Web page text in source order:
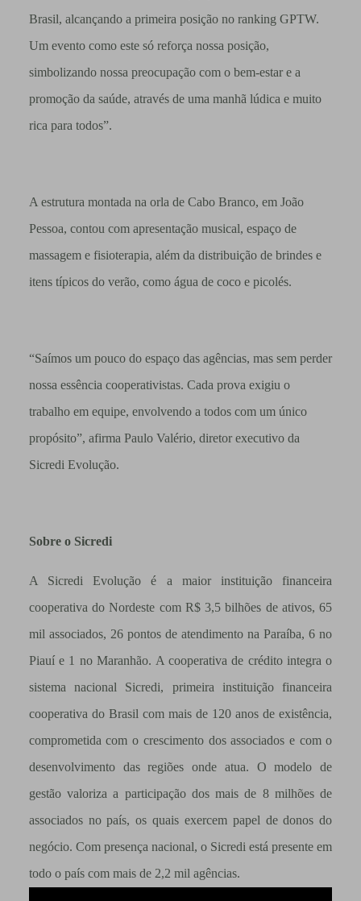
Brasil, alcançando a primeira posição no ranking GPTW.
Um evento como este só reforça nossa posição,
simbolizando nossa preocupação com o bem-estar e a
promoção da saúde, através de uma manhã lúdica e muito
rica para todos”.
A estrutura montada na orla de Cabo Branco, em João
Pessoa, contou com apresentação musical, espaço de
massagem e fisioterapia, além da distribuição de brindes e
itens típicos do verão, como água de coco e picolés.
“Saímos um pouco do espaço das agências, mas sem perder
nossa essência cooperativistas. Cada prova exigiu o
trabalho em equipe, envolvendo a todos com um único
propósito”, afirma Paulo Valério, diretor executivo da
Sicredi Evolução.
Sobre o Sicredi
A Sicredi Evolução é a maior instituição financeira
cooperativa do Nordeste com R$ 3,5 bilhões de ativos, 65
mil associados, 26 pontos de atendimento na Paraíba, 6 no
Piauí e 1 no Maranhão. A cooperativa de crédito integra o
sistema nacional Sicredi, primeira instituição financeira
cooperativa do Brasil com mais de 120 anos de existência,
comprometida com o crescimento dos associados e com o
desenvolvimento das regiões onde atua. O modelo de
gestão valoriza a participação dos mais de 8 milhões de
associados no país, os quais exercem papel de donos do
negócio. Com presença nacional, o Sicredi está presente em
todo o país com mais de 2,2 mil agências.